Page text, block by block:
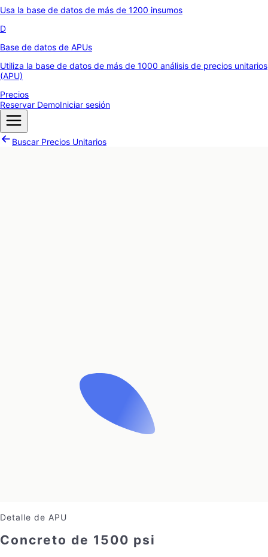
Usa la base de datos de más de 1200 insumos
D
Base de datos de APUs
Utiliza la base de datos de más de 1000 análisis de precios unitarios
(APU)
Precios
Reservar DemoIniciar sesión
Buscar Precios Unitarios
Detalle de APU
Concreto de 1500 psi